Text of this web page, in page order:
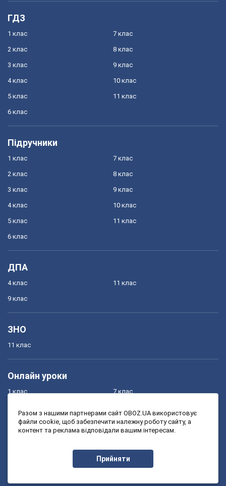
ГДЗ
1 клас
2 клас
3 клас
4 клас
5 клас
6 клас
7 клас
8 клас
9 клас
10 клас
11 клас
Підручники
1 клас
2 клас
3 клас
4 клас
5 клас
6 клас
7 клас
8 клас
9 клас
10 клас
11 клас
ДПА
4 клас
9 клас
11 клас
ЗНО
11 клас
Онлайн уроки
1 клас
3 клас
7 клас
9 клас
Разом з нашими партнерами сайт OBOZ.UA використовує
файли cookie, щоб забезпечити належну роботу сайту, а
контент та реклама відповідали вашим інтересам.
Прийняти